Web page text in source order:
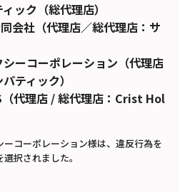
ック（総代理店）
会社（代理店／総代理店：サ
ーコーポレーション（代理店
ティック）
（代理店 / 総代理店：Crist Hol
コーポレーション様は、違反行為を
択されました。